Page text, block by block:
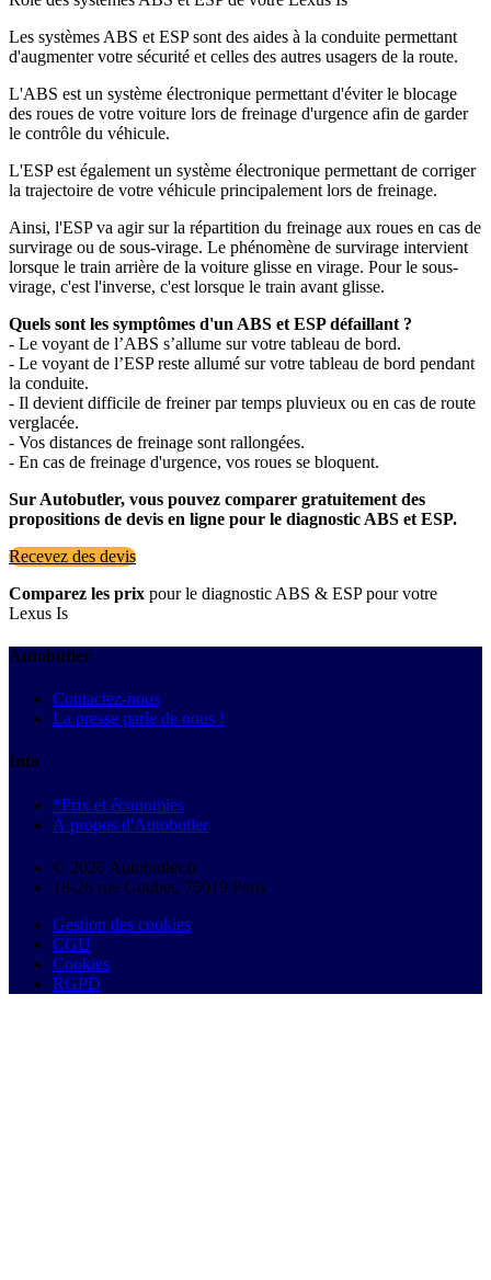
Les systèmes ABS et ESP sont des aides à la conduite permettant
d'augmenter votre sécurité et celles des autres usagers de la route.
L'ABS est un système électronique permettant d'éviter le blocage
des roues de votre voiture lors de freinage d'urgence afin de garder
le contrôle du véhicule.
L'ESP est également un système électronique permettant de corriger
la trajectoire de votre véhicule principalement lors de freinage.
Ainsi, l'ESP va agir sur la répartition du freinage aux roues en cas de
survirage ou de sous-virage. Le phénomène de survirage intervient
lorsque le train arrière de la voiture glisse en virage. Pour le sous-
virage, c'est l'inverse, c'est lorsque le train avant glisse.
Quels sont les symptômes d'un ABS et ESP défaillant ?
- Le voyant de l’ABS s’allume sur votre tableau de bord.
- Le voyant de l’ESP reste allumé sur votre tableau de bord pendant
la conduite.
- Il devient difficile de freiner par temps pluvieux ou en cas de route
verglacée.
- Vos distances de freinage sont rallongées.
- En cas de freinage d'urgence, vos roues se bloquent.
Sur Autobutler, vous pouvez comparer gratuitement des
propositions de devis en ligne pour le diagnostic ABS et ESP.
Recevez des devis
Comparez les prix pour le diagnostic ABS & ESP pour votre
Lexus Is
Autobutler
Contactez-nous
La presse parle de nous !
Info
*Prix et économies
À propos d'Autobutler
© 2026 Autobutler.fr
18-26 rue Goubet, 75019 Paris
Gestion des cookies
CGU
Cookies
RGPD